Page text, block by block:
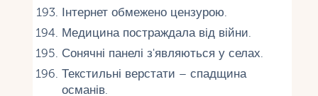
Інтернет обмежено цензурою.
Медицина постраждала від війни.
Сонячні панелі з'являються у селах.
Текстильні верстати – спадщина
османів.